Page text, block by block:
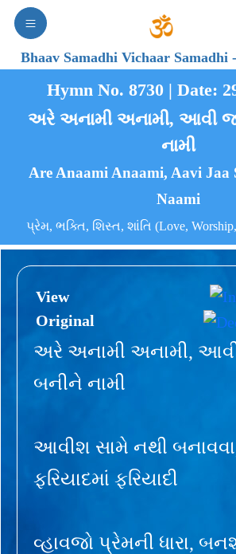
Bhaav Samadhi Vichaar Samadhi
Hymn No. 8730 | Date:
અરે અનામી અનામી, આવી
નામી
Are Anaami Anaami, Aavi Jaa
Naami
પ્રેમ, ભક્તિ, શિસ્ત, શાંતિ (Love,
View
Original
અરે અનામી અનામી,
બનીને નામી
આવીશ સામે નથી
ફરિયાદમાં ફરિયાદી
વ્હાવજો પ્રેમની ધારા,